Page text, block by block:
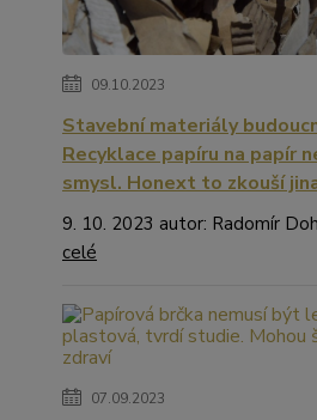
09.10.2023
Stavební materiály
Recyklace papíru na papír
smysl. Honext to zkouší
9. 10. 2023 autor: Radomír
celé
07.09.2023